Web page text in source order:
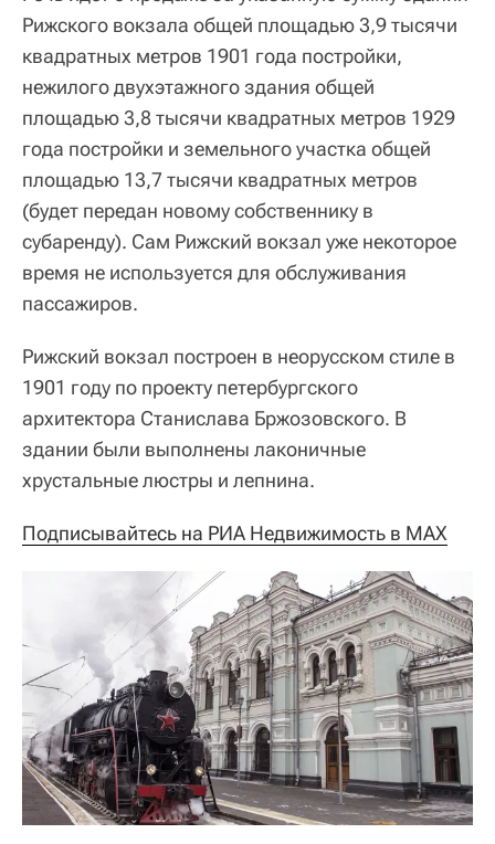
Рижского вокзала общей площадью 3,9 тысячи
квадратных метров 1901 года постройки,
нежилого двухэтажного здания общей
площадью 3,8 тысячи квадратных метров 1929
года постройки и земельного участка общей
площадью 13,7 тысячи квадратных метров
(будет передан новому собственнику в
субаренду). Сам Рижский вокзал уже некоторое
время не используется для обслуживания
пассажиров.
Рижский вокзал построен в неорусском стиле в
1901 году по проекту петербургского
архитектора Станислава Бржозовского. В
здании были выполнены лаконичные
хрустальные люстры и лепнина.
Подписывайтесь на РИА Недвижимость в MAX